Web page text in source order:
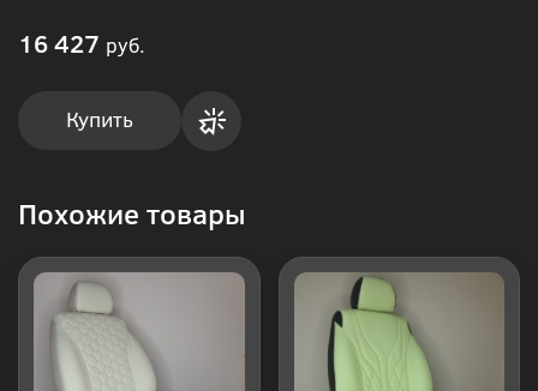
16 427 руб.
Купить
Похожие товары